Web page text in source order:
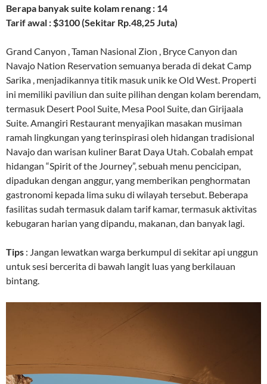
Berapa banyak suite kolam renang : 14
Tarif awal : $3100 (Sekitar Rp.48,25 Juta)
Grand Canyon , Taman Nasional Zion , Bryce Canyon dan
Navajo Nation Reservation semuanya berada di dekat Camp
Sarika , menjadikannya titik masuk unik ke Old West. Properti
ini memiliki paviliun dan suite pilihan dengan kolam berendam,
termasuk Desert Pool Suite, Mesa Pool Suite, dan Girijaala
Suite. Amangiri Restaurant menyajikan masakan musiman
ramah lingkungan yang terinspirasi oleh hidangan tradisional
Navajo dan warisan kuliner Barat Daya Utah. Cobalah empat
hidangan “Spirit of the Journey”, sebuah menu pencicipan,
dipadukan dengan anggur, yang memberikan penghormatan
gastronomi kepada lima suku di wilayah tersebut. Beberapa
fasilitas sudah termasuk dalam tarif kamar, termasuk aktivitas
kebugaran harian yang dipandu, makanan, dan banyak lagi.
Tips : Jangan lewatkan warga berkumpul di sekitar api unggun
untuk sesi bercerita di bawah langit luas yang berkilauan
bintang.